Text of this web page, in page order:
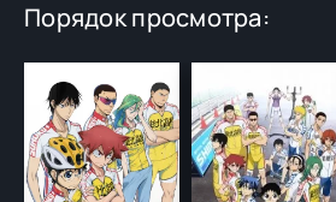
Порядок просмотра: